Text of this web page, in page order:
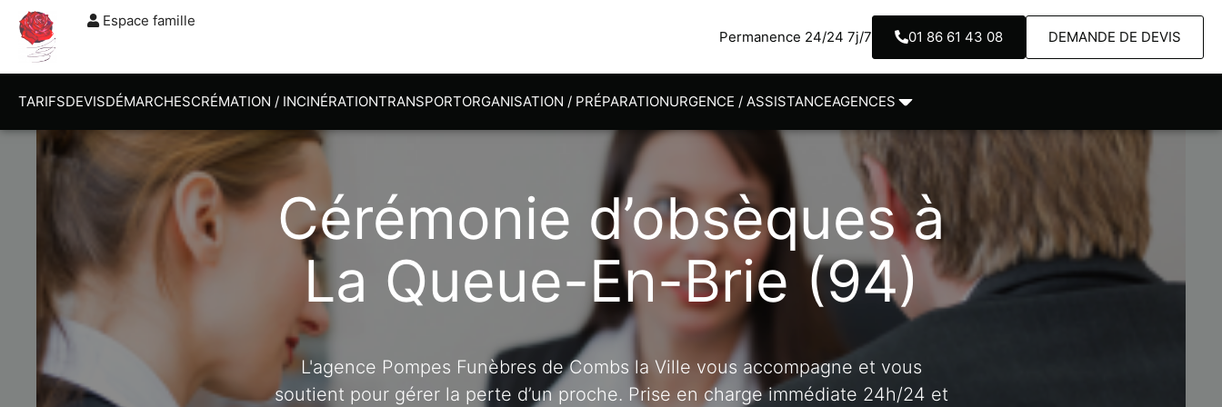
Espace famille
Permanence 24/24 7j/7
01 86 61 43 08 DEMANDE DE DEVIS
TARIFSDEVISDÉMARCHESCRÉMATION / INCINÉRATIONTRANSPORTORGANISATION / PRÉPARATIONURGENCE / ASSISTANCEAGENCES
Cérémonie d’obsèques à
La Queue-En-Brie (94)
L'agence Pompes Funèbres de Combs la Ville vous accompagne et vous
soutient pour gérer la perte d’un proche. Prise en charge immédiate 24h/24 et